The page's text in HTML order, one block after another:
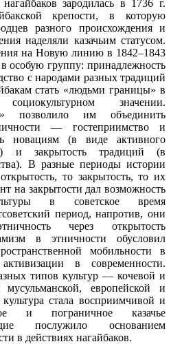
зародилась в 1736 г.
крепости, в которую
разного происхождения и
наделяли казачьим статусом.
на Новую линию в 1842–1843
особую группу: принадлежность
с народами разных традиций
стать «людьми границы» в
значении.
позволило им объединить
— гостеприимство и
новациям (в виде активного
и закрытость традиций (в
В разные периоды истории
то закрытость, то их
на закрытости дал возможность
в советское время
период, напротив, они
через открытость
в этничности обусловил
мобильности в
в современности.
типов культур — кочевой и
европейской и
стала восприимчивой и
и пограничное казачье
послужило основанием
в действиях нагайбаков.